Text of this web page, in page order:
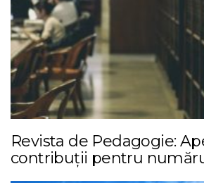
Revista de Pedagogie:
contribuții pentru